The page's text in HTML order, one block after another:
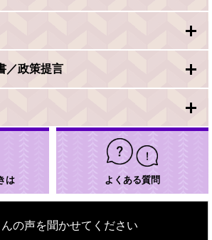
／政策提言
は よくある質問
の声を聞かせてください